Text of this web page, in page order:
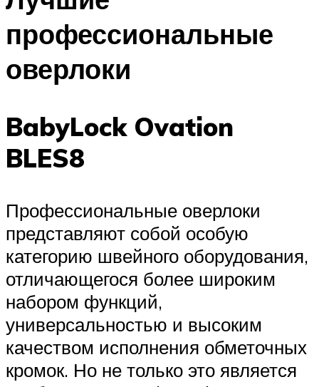
профессиональные
оверлоки
BabyLock Ovation
BLES8
Профессиональные оверлоки
представляют собой особую
категорию швейного оборудования,
отличающегося более широким
набором функций,
универсальностью и высоким
качеством исполнения обметочных
кромок. Но не только это является